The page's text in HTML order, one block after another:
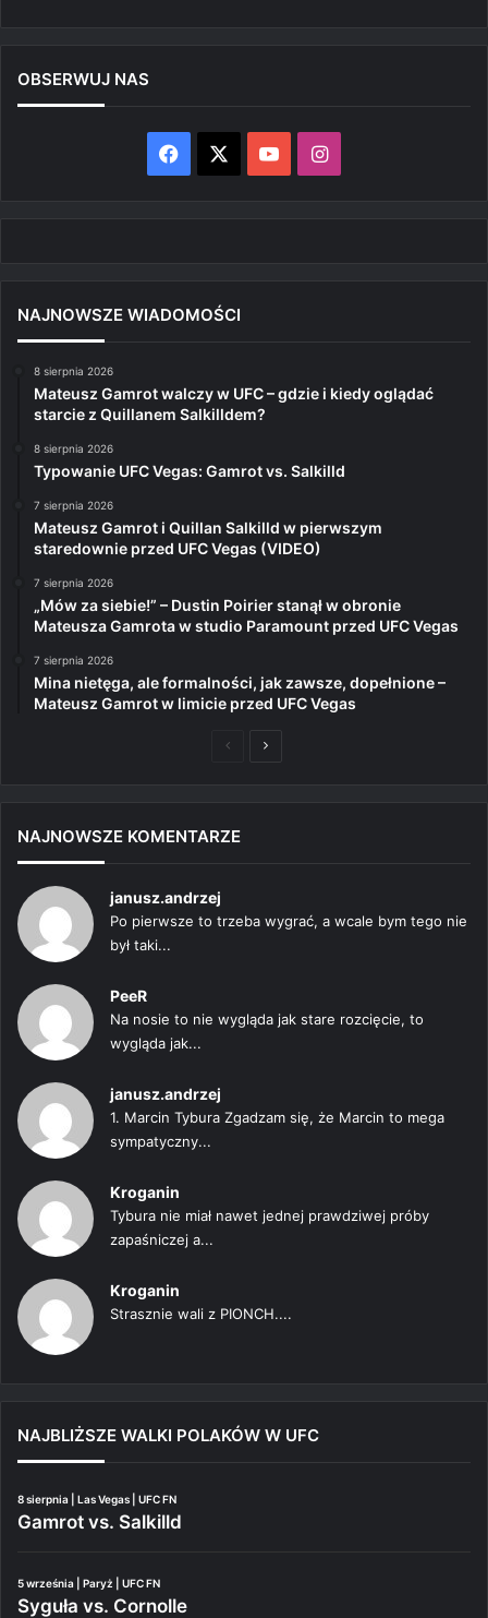
OBSERWUJ NAS
Facebook YouTubeInstagram
NAJNOWSZE WIADOMOŚCI
8 sierpnia 2026
Mateusz Gamrot walczy w UFC – gdzie i kiedy oglądać
starcie z Quillanem Salkilldem?
8 sierpnia 2026
Typowanie UFC Vegas: Gamrot vs. Salkilld
7 sierpnia 2026
Mateusz Gamrot i Quillan Salkilld w pierwszym
staredownie przed UFC Vegas (VIDEO)
7 sierpnia 2026
„Mów za siebie!” – Dustin Poirier stanął w obronie
Mateusza Gamrota w studio Paramount przed UFC Vegas
7 sierpnia 2026
Mina nietęga, ale formalności, jak zawsze, dopełnione –
Mateusz Gamrot w limicie przed UFC Vegas
PoprzedniaNastępna
NAJNOWSZE KOMENTARZE
janusz.andrzej
Po pierwsze to trzeba wygrać, a wcale bym tego nie
był taki...
PeeR
Na nosie to nie wygląda jak stare rozcięcie, to
wygląda jak...
janusz.andrzej
1. Marcin Tybura Zgadzam się, że Marcin to mega
sympatyczny...
Kroganin
Tybura nie miał nawet jednej prawdziwej próby
zapaśniczej a...
Kroganin
Strasznie wali z PIONCH....
NAJBLIŻSZE WALKI POLAKÓW W UFC
8 sierpnia | Las Vegas | UFC FN
Gamrot vs. Salkilld
5 września | Paryż | UFC FN
Syguła vs. Cornolle